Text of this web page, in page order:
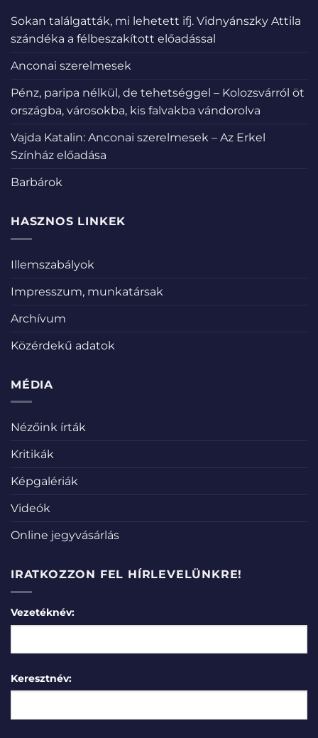
Sokan találgatták, mi lehetett ifj. Vidnyánszky Attila
szándéka a félbeszakított előadással
Anconai szerelmesek
Pénz, paripa nélkül, de tehetséggel – Kolozsvárról öt
országba, városokba, kis falvakba vándorolva
Vajda Katalin: Anconai szerelmesek – Az Erkel
Színház előadása
Barbárok
HASZNOS LINKEK
Illemszabályok
Impresszum, munkatársak
Archívum
Közérdekű adatok
MÉDIA
Nézőink írták
Kritikák
Képgalériák
Videók
Online jegyvásárlás
IRATKOZZON FEL HÍRLEVELÜNKRE!
Vezetéknév:
Keresztnév: